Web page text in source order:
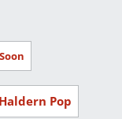
Haldern Pop